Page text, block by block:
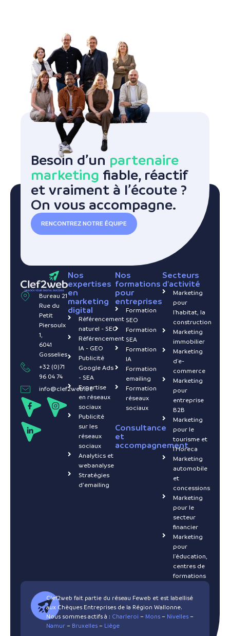
Besoin d’un partenaire
marketing fiable, réactif
et vraiment à l’écoute ?
On vous accompagne.
RENCONTREZ NOTRE ÉQUIPE
Bureau 21
Rue du
Petit
Piersoulx
1,
6041
Gosselies
+32 (0)71
96 04 74
info@clef2web.be
Nos
expertises
en
marketing
digital
Référencement
naturel - SEO
Référencement
IA - GEO
Publicité
Google Ads
- SEA
Expertise
en réseaux
sociaux
Publicité
sur les
réseaux
sociaux
Analytics et
webanalyse
Stratégies
d’emailing
Nos
formations
pour
entreprises
Formation
SEO
Formation
SEA
Formation
IA
Formation
emailing
Formation
réseaux
sociaux
Consultance
et
accompagnement
Secteurs
d'activité
Marketing
pour
l'habitat, la
construction
Marketing
immobilier
Marketing
d'e-
commerce
Marketing
pour
entreprise
B2B
Marketing
pour le
tourisme et
l'Horeca
Marketing
automobile
et
concessions
Marketing
pour le
secteur
financier
Marketing
pour
l'éducation,
centres de
formations
Clef2web fait partie du réseau Feweb et est labellisé
aux Chèques Entreprises de la Région Wallonne.
Nous sommes actifs à : Charleroi – Mons– Nivelles–
Namur– Bruxelles– Liège